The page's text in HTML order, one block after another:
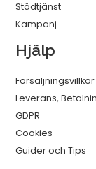
Städtjänst
Kampanj
Hjälp
Försäljningsvillkor
Leverans,
GDPR
Cookies
Guider och Tips